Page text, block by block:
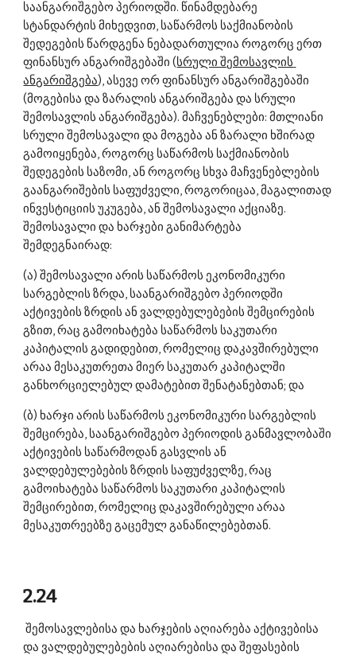
საანგარიშგებო პერიოდში. წინამდებარე
სტანდარტის მიხედვით, საწარმოს საქმიანობის
შედეგების წარდგენა ნებადართულია როგორც ერთ
ფინანსურ ანგარიშგებაში (სრული შემოსავლის
ანგარიშგება), ასევე ორ ფინანსურ ანგარიშგებაში
(მოგებისა და ზარალის ანგარიშგება და სრული
შემოსავლის ანგარიშგება). მაჩვენებლები: მთლიანი
სრული შემოსავალი და მოგება ან ზარალი ხშირად
გამოიყენება, როგორც საწარმოს საქმიანობის
შედეგების საზომი, ან როგორც სხვა მაჩვენებლების
გაანგარიშების საფუძველი, როგორიცაა, მაგალითად
ინვესტიციის უკუგება, ან შემოსავალი აქციაზე.
შემოსავალი და ხარჯები განიმარტება
შემდეგნაირად:
(ა) შემოსავალი არის საწარმოს ეკონომიკური
სარგებლის ზრდა, საანგარიშგებო პერიოდში
აქტივების ზრდის ან ვალდებულებების შემცირების
გზით, რაც გამოიხატება საწარმოს საკუთარი
კაპიტალის გადიდებით, რომელიც დაკავშირებული
არაა მესაკუთრეთა მიერ საკუთარ კაპიტალში
განხორციელებულ დამატებით შენატანებთან; და
(ბ) ხარჯი არის საწარმოს ეკონომიკური სარგებლის
შემცირება, საანგარიშგებო პერიოდის განმავლობაში
აქტივების საწარმოდან გასვლის ან
ვალდებულებების ზრდის საფუძველზე, რაც
გამოიხატება საწარმოს საკუთარი კაპიტალის
შემცირებით, რომელიც დაკავშირებული არაა
მესაკუთრეებზე გაცემულ განაწილებებთან.
2.24
შემოსავლებისა და ხარჯების აღიარება აქტივებისა
და ვალდებულებების აღიარებისა და შეფასების